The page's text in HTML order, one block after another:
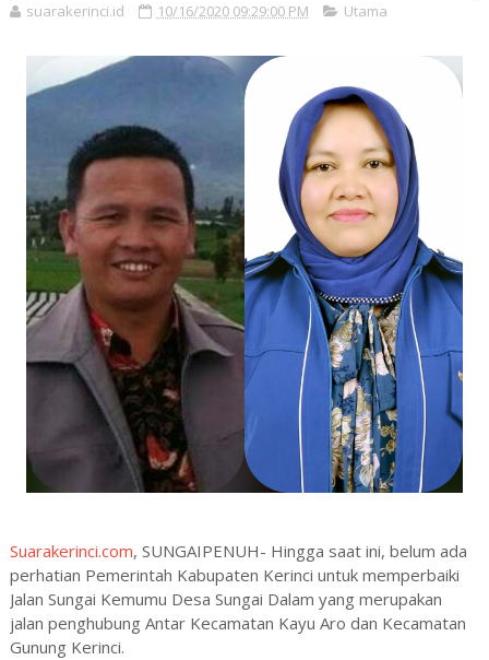
suarakerinci.id 10/16/2020 09:29:00 PM Utama
Suarakerinci.com, SUNGAIPENUH- Hingga saat ini, belum ada
perhatian Pemerintah Kabupaten Kerinci untuk memperbaiki
Jalan Sungai Kemumu Desa Sungai Dalam yang merupakan
jalan penghubung Antar Kecamatan Kayu Aro dan Kecamatan
Gunung Kerinci.